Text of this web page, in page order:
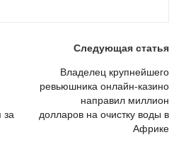
за
Следующая статья
Владелец крупнейшего
ревьюшника онлайн-казино
направил миллион
долларов на очистку воды в
Африке